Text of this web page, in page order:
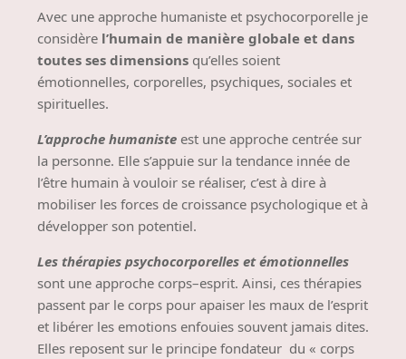
Avec une approche humaniste et psychocorporelle je
considère l’humain de manière globale et dans
toutes ses dimensions qu’elles soient
émotionnelles, corporelles, psychiques, sociales et
spirituelles.
L’approche humaniste est une approche centrée sur
la personne. Elle s’appuie sur la tendance innée de
l’être humain à vouloir se réaliser, c’est à dire à
mobiliser les forces de croissance psychologique et à
développer son potentiel.
Les thérapies psychocorporelles et émotionnelles
sont une approche corps–esprit. Ainsi, ces thérapies
passent par le corps pour apaiser les maux de l’esprit
et libérer les emotions enfouies souvent jamais dites.
Elles reposent sur le principe fondateur du « corps